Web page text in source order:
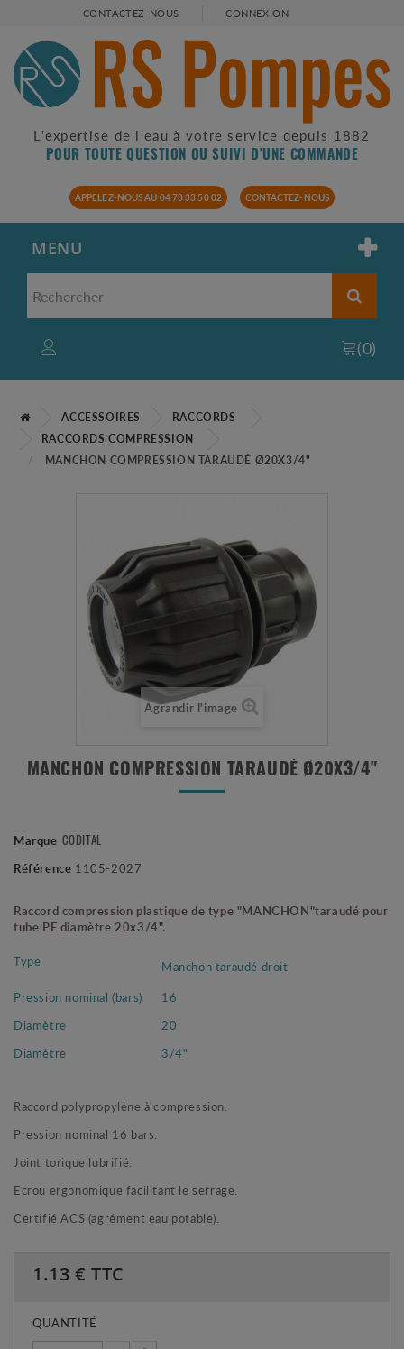
CONTACTEZ-NOUS CONNEXION
L'expertise de l'eau à votre service depuis 1882
POUR TOUTE QUESTION OU SUIVI D'UNE COMMANDE
APPELEZ-NOUS AU 04 78 33 50 02 CONTACTEZ-NOUS
MENU
(0)
ACCESSOIRES
RACCORDS
RACCORDS COMPRESSION
MANCHON COMPRESSION TARAUDÉ Ø20X3/4"
Agrandir l'image
MANCHON COMPRESSION TARAUDÉ Ø20X3/4"
Marque CODITAL
Référence 1105-2027
Raccord compression plastique de type "MANCHON"taraudé pour
tube PE diamètre 20x3/4".
Type
Manchon taraudé droit
Pression nominal (bars)
16
Diamètre
20
Diamètre
3/4"
Raccord polypropylène à compression.
Pression nominal 16 bars.
Joint torique lubrifié.
Ecrou ergonomique facilitant le serrage.
Certifié ACS (agrément eau potable).
1.13 € TTC
QUANTITÉ